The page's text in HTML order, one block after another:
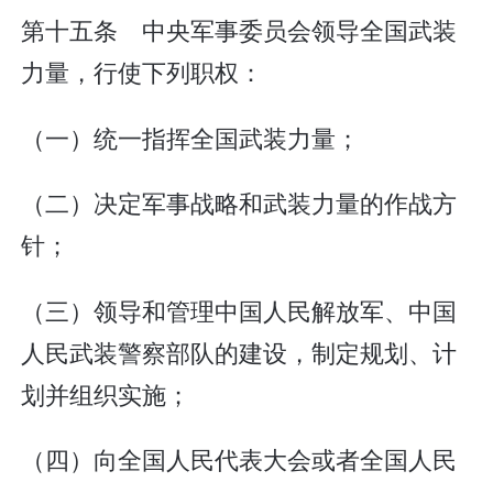
第十五条 中央军事委员会领导全国武装
力量，行使下列职权：
（一）统一指挥全国武装力量；
（二）决定军事战略和武装力量的作战方
针；
（三）领导和管理中国人民解放军、中国
人民武装警察部队的建设，制定规划、计
划并组织实施；
（四）向全国人民代表大会或者全国人民